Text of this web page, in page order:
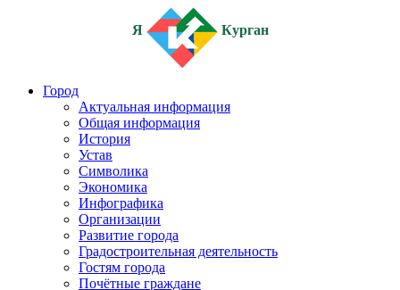
Я Курган
Город
Актуальная информация
Общая информация
История
Устав
Символика
Экономика
Инфографика
Организации
Развитие города
Градостроительная деятельность
Гостям города
Почётные граждане